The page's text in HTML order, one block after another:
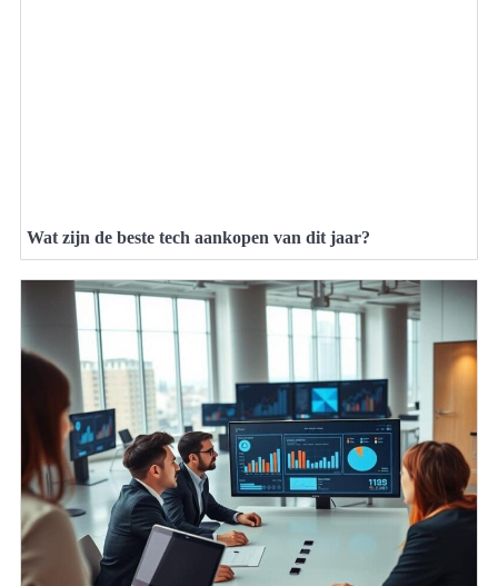
Wat zijn de beste tech aankopen van dit jaar?